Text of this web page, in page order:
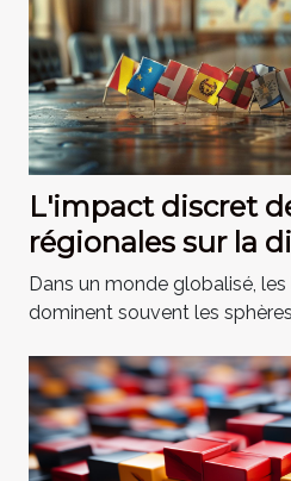
L'impact discret
régionales sur la
internationale
sélectionnés
Dans un monde globalisé,
dominent souvent les